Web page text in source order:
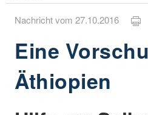
Nachricht vom 27.10.2016
Eine
Äthiopien